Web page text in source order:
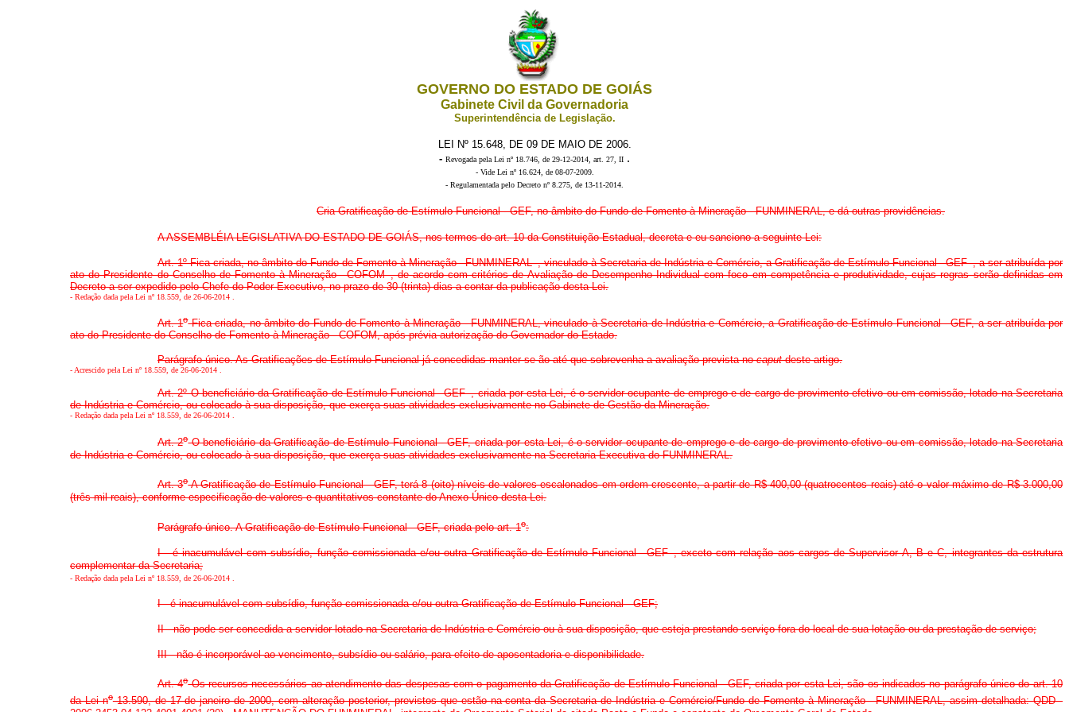
GOVERNO DO ESTADO DE GOIÁS
Gabinete Civil da Governadoria
Superintendência de Legislação.
LEI Nº 15.648, DE 09 DE MAIO DE 2006.
- Revogada pela Lei nº 18.746, de 29-12-2014, art. 27, II .
- Vide Lei nº 16.624, de 08-07-2009.
- Regulamentada pelo Decreto nº 8.275, de 13-11-2014
Cria Gratificação de Estímulo Funcional - GEF, no âmbito do Fundo de Fomento à Mineração - FUNMINERAL, e dá outras providências.
A ASSEMBLÉIA LEGISLATIVA DO ESTADO DE GOIÁS, nos termos do art. 10 da Constituição Estadual, decreta e eu sanciono a seguinte Lei:
Art. 1º Fica criada, no âmbito do Fundo de Fomento à Mineração –FUNMINERAL–, vinculado à Secretaria de Indústria e Comércio, a Gratificação de Estímulo Funcional –GEF–, a ser atribuída por
ato do Presidente do Conselho de Fomento à Mineração –COFOM–, de acordo com critérios de Avaliação de Desempenho Individual com foco em competência e produtividade, cujas regras serão definidas em
Decreto a ser expedido pelo Chefe do Poder Executivo, no prazo de 30 (trinta) dias a contar da publicação desta Lei.
- Redação dada pela Lei nº 18.559, de 26-06-2014 .
Art. 1oFica criada, no âmbito do Fundo de Fomento à Mineração - FUNMINERAL, vinculado à Secretaria de Indústria e Comércio, a Gratificação de Estímulo Funcional - GEF, a ser atribuída por
ato do Presidente do Conselho de Fomento à Mineração - COFOM, após prévia autorização do Governador do Estado.
Parágrafo único. As Gratificações de Estímulo Funcional já concedidas manter-se-ão até que sobrevenha a avaliação prevista nocaputdeste artigo.
- Acrescido pela Lei nº 18.559, de 26-06-2014
Art. 2º O beneficiário da Gratificação de Estímulo Funcional –GEF–, criada por esta Lei, é o servidor ocupante de emprego e de cargo de provimento efetivo ou em comissão, lotado na Secretaria
de Indústria e Comércio, ou colocado à sua disposição, que exerça suas atividades exclusivamente no Gabinete de Gestão da Mineração.
- Redação dada pela Lei nº 18.559, de 26-06-2014
Art. 2oO beneficiário da Gratificação de Estímulo Funcional - GEF, criada por esta Lei, é o servidor ocupante de emprego e de cargo de provimento efetivo ou em comissão, lotado na Secretaria
de Indústria e Comércio, ou colocado à sua disposição, que exerça suas atividades exclusivamente na Secretaria-Executiva do FUNMINERAL.
Art. 3oA Gratificação de Estímulo Funcional - GEF, terá 8 (oito) níveis de valores escalonados em ordem crescente, a partir de R$ 400,00 (quatrocentos reais) até o valor máximo de R$ 3.000,00
(três mil reais), conforme especificação de valores e quantitativos constante do Anexo Único desta Lei.
Parágrafo único. A Gratificação de Estímulo Funcional - GEF, criada pelo art. 1o:
I - é inacumulável com subsídio, função comissionada e/ou outra Gratificação de Estímulo Funcional –GEF–, exceto com relação aos cargos de Supervisor A, B e C, integrantes da estrutura
complementar da Secretaria;
- Redação dada pela Lei nº 18.559, de 26-06-2014
I - é inacumulável com subsídio, função comissionada e/ou outra Gratificação de Estímulo Funcional - GEF;
II - não pode ser concedida a servidor lotado na Secretaria de Indústria e Comércio ou à sua disposição, que esteja prestando serviço fora do local de sua lotação ou da prestação de serviço;
III - não é incorporável ao vencimento, subsídio ou salário, para efeito de aposentadoria e disponibilidade.
Art. 4oOs recursos necessários ao atendimento das despesas com o pagamento da Gratificação de Estímulo Funcional - GEF, criada por esta Lei, são os indicados no parágrafo único do art. 10
da Lei no13.590, de 17 de janeiro de 2000, com alteração posterior, previstos que estão na conta da Secretaria de Indústria e Comércio/Fundo de Fomento à Mineração - FUNMINERAL, assim detalhada: QDD -